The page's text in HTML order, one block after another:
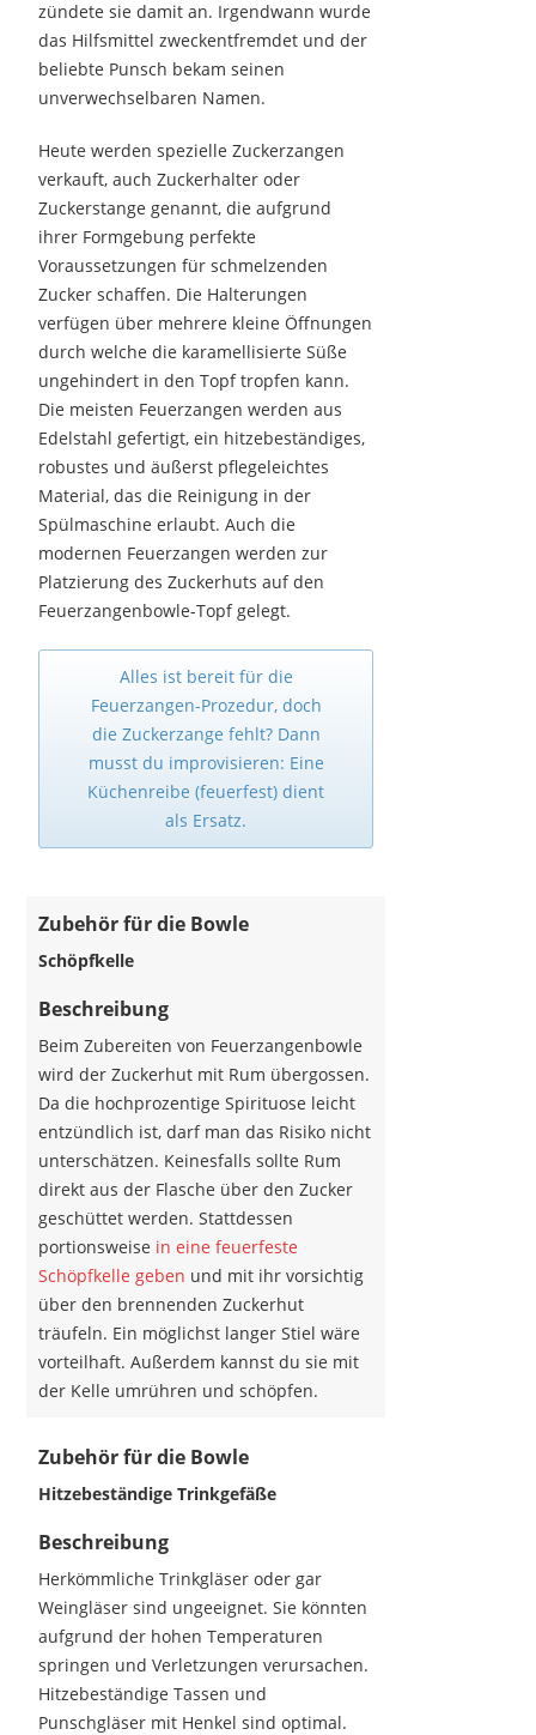
zündete sie damit an. Irgendwann wurde
das Hilfsmittel zweckentfremdet und der
beliebte Punsch bekam seinen
unverwechselbaren Namen.
Heute werden spezielle Zuckerzangen
verkauft, auch Zuckerhalter oder
Zuckerstange genannt, die aufgrund
ihrer Formgebung perfekte
Voraussetzungen für schmelzenden
Zucker schaffen. Die Halterungen
verfügen über mehrere kleine Öffnungen
durch welche die karamellisierte Süße
ungehindert in den Topf tropfen kann.
Die meisten Feuerzangen werden aus
Edelstahl gefertigt, ein hitzebeständiges,
robustes und äußerst pflegeleichtes
Material, das die Reinigung in der
Spülmaschine erlaubt. Auch die
modernen Feuerzangen werden zur
Platzierung des Zuckerhuts auf den
Feuerzangenbowle-Topf gelegt.
Alles ist bereit für die
Feuerzangen-Prozedur, doch
die Zuckerzange fehlt? Dann
musst du improvisieren: Eine
Küchenreibe (feuerfest) dient
als Ersatz.
Zubehör für die Bowle
Schöpfkelle
Beschreibung
Beim Zubereiten von Feuerzangenbowle
wird der Zuckerhut mit Rum übergossen.
Da die hochprozentige Spirituose leicht
entzündlich ist, darf man das Risiko nicht
unterschätzen. Keinesfalls sollte Rum
direkt aus der Flasche über den Zucker
geschüttet werden. Stattdessen
portionsweise in eine feuerfeste
Schöpfkelle geben und mit ihr vorsichtig
über den brennenden Zuckerhut
träufeln. Ein möglichst langer Stiel wäre
vorteilhaft. Außerdem kannst du sie mit
der Kelle umrühren und schöpfen.
Zubehör für die Bowle
Hitzebeständige Trinkgefäße
Beschreibung
Herkömmliche Trinkgläser oder gar
Weingläser sind ungeeignet. Sie könnten
aufgrund der hohen Temperaturen
springen und Verletzungen verursachen.
Hitzebeständige Tassen und
Punschgläser mit Henkel sind optimal.